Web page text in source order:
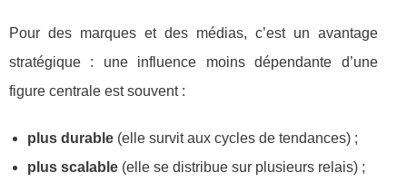
Pour des marques et des médias, c’est un avantage
stratégique : une influence moins dépendante d’une
figure centrale est souvent :
plus durable (elle survit aux cycles de tendances) ;
plus scalable (elle se distribue sur plusieurs relais) ;